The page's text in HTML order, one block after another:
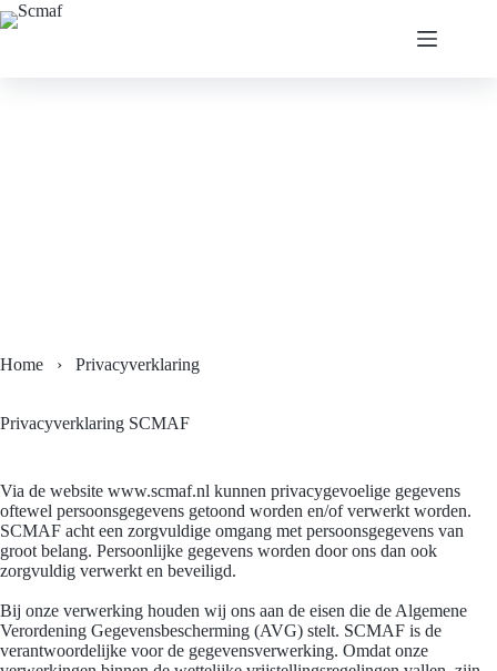
Ga
naar
Home › Privacyverklaring
Privacyverklaring SCMAF
Via de website www.scmaf.nl kunnen privacygevoelige gegevens
oftewel persoonsgegevens getoond worden en/of verwerkt worden.
SCMAF acht een zorgvuldige omgang met persoonsgegevens van
groot belang. Persoonlijke gegevens worden door ons dan ook
zorgvuldig verwerkt en beveiligd.
Bij onze verwerking houden wij ons aan de eisen die de Algemene
Verordening Gegevensbescherming (AVG) stelt. SCMAF is de
verantwoordelijke voor de gegevensverwerking. Omdat onze